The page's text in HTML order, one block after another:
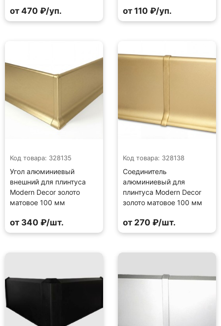
от 470 ₽/уп. от 110 ₽/уп.
Код товара: 328135
Угол алюминиевый
внешний для плинтуса
Modern Decor золото
матовое 100 мм
от 340 ₽/шт.
Код товара: 328138
Соединитель
алюминиевый для
плинтуса Modern Decor
золото матовое 100 мм
от 270 ₽/шт.